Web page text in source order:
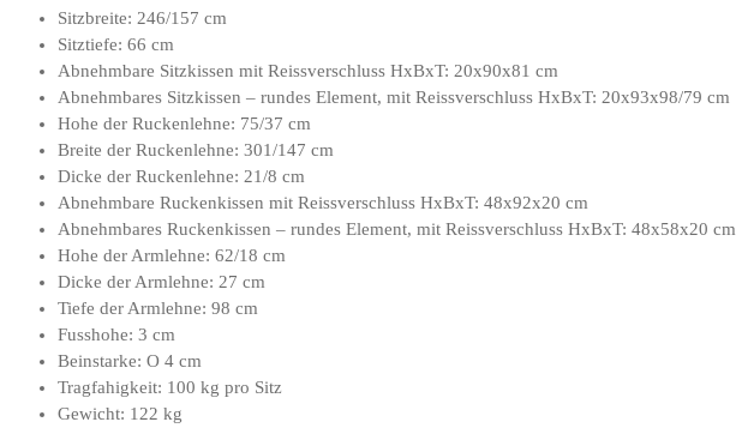
Sitzbreite: 246/157 cm
Sitztiefe: 66 cm
Abnehmbare Sitzkissen mit Reissverschluss HxBxT: 20x90x81 cm
Abnehmbares Sitzkissen – rundes Element, mit Reissverschluss HxBxT: 20x93x98/79 cm
Hohe der Ruckenlehne: 75/37 cm
Breite der Ruckenlehne: 301/147 cm
Dicke der Ruckenlehne: 21/8 cm
Abnehmbare Ruckenkissen mit Reissverschluss HxBxT: 48x92x20 cm
Abnehmbares Ruckenkissen – rundes Element, mit Reissverschluss HxBxT: 48x58x20 cm
Hohe der Armlehne: 62/18 cm
Dicke der Armlehne: 27 cm
Tiefe der Armlehne: 98 cm
Fusshohe: 3 cm
Beinstarke: O 4 cm
Tragfahigkeit: 100 kg pro Sitz
Gewicht: 122 kg